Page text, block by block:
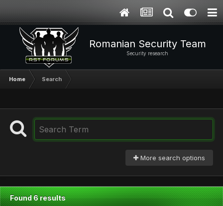
Romanian Security Team
Security research
Home Search
More search options
Found 6 results